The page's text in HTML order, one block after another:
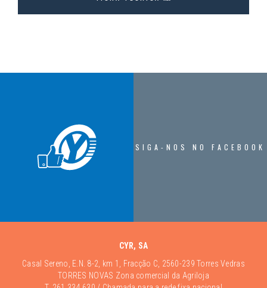
SIGA-NOS NO FACEBOOK
CYR, SA
Casal Sereno, E.N. 8-2, km 1, Fracção C, 2560-239 Torres Vedras
TORRES NOVAS Zona comercial da Agriloja